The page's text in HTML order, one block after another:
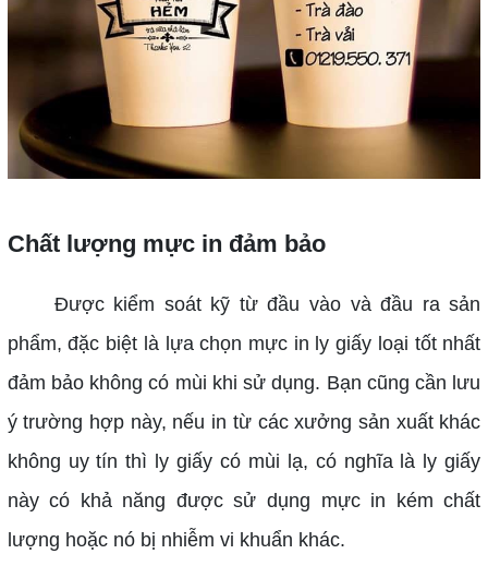
Chất lượng mực in đảm bảo
Được kiểm soát kỹ từ đầu vào và đầu ra sản
phẩm, đặc biệt là lựa chọn mực in ly giấy loại tốt nhất
đảm bảo không có mùi khi sử dụng. Bạn cũng cần lưu
ý trường hợp này, nếu in từ các xưởng sản xuất khác
không uy tín thì ly giấy có mùi lạ, có nghĩa là ly giấy
này có khả năng được sử dụng mực in kém chất
lượng hoặc nó bị nhiễm vi khuẩn khác.